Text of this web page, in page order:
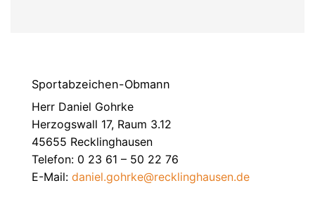
Sportabzeichen-Obmann
Herr Daniel Gohrke
Herzogswall 17, Raum 3.12
45655 Recklinghausen
Telefon: 0 23 61 – 50 22 76
E-Mail: daniel.gohrke@recklinghausen.de